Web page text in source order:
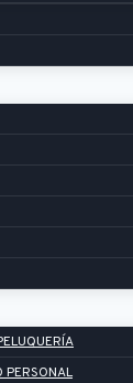
PERSONAL